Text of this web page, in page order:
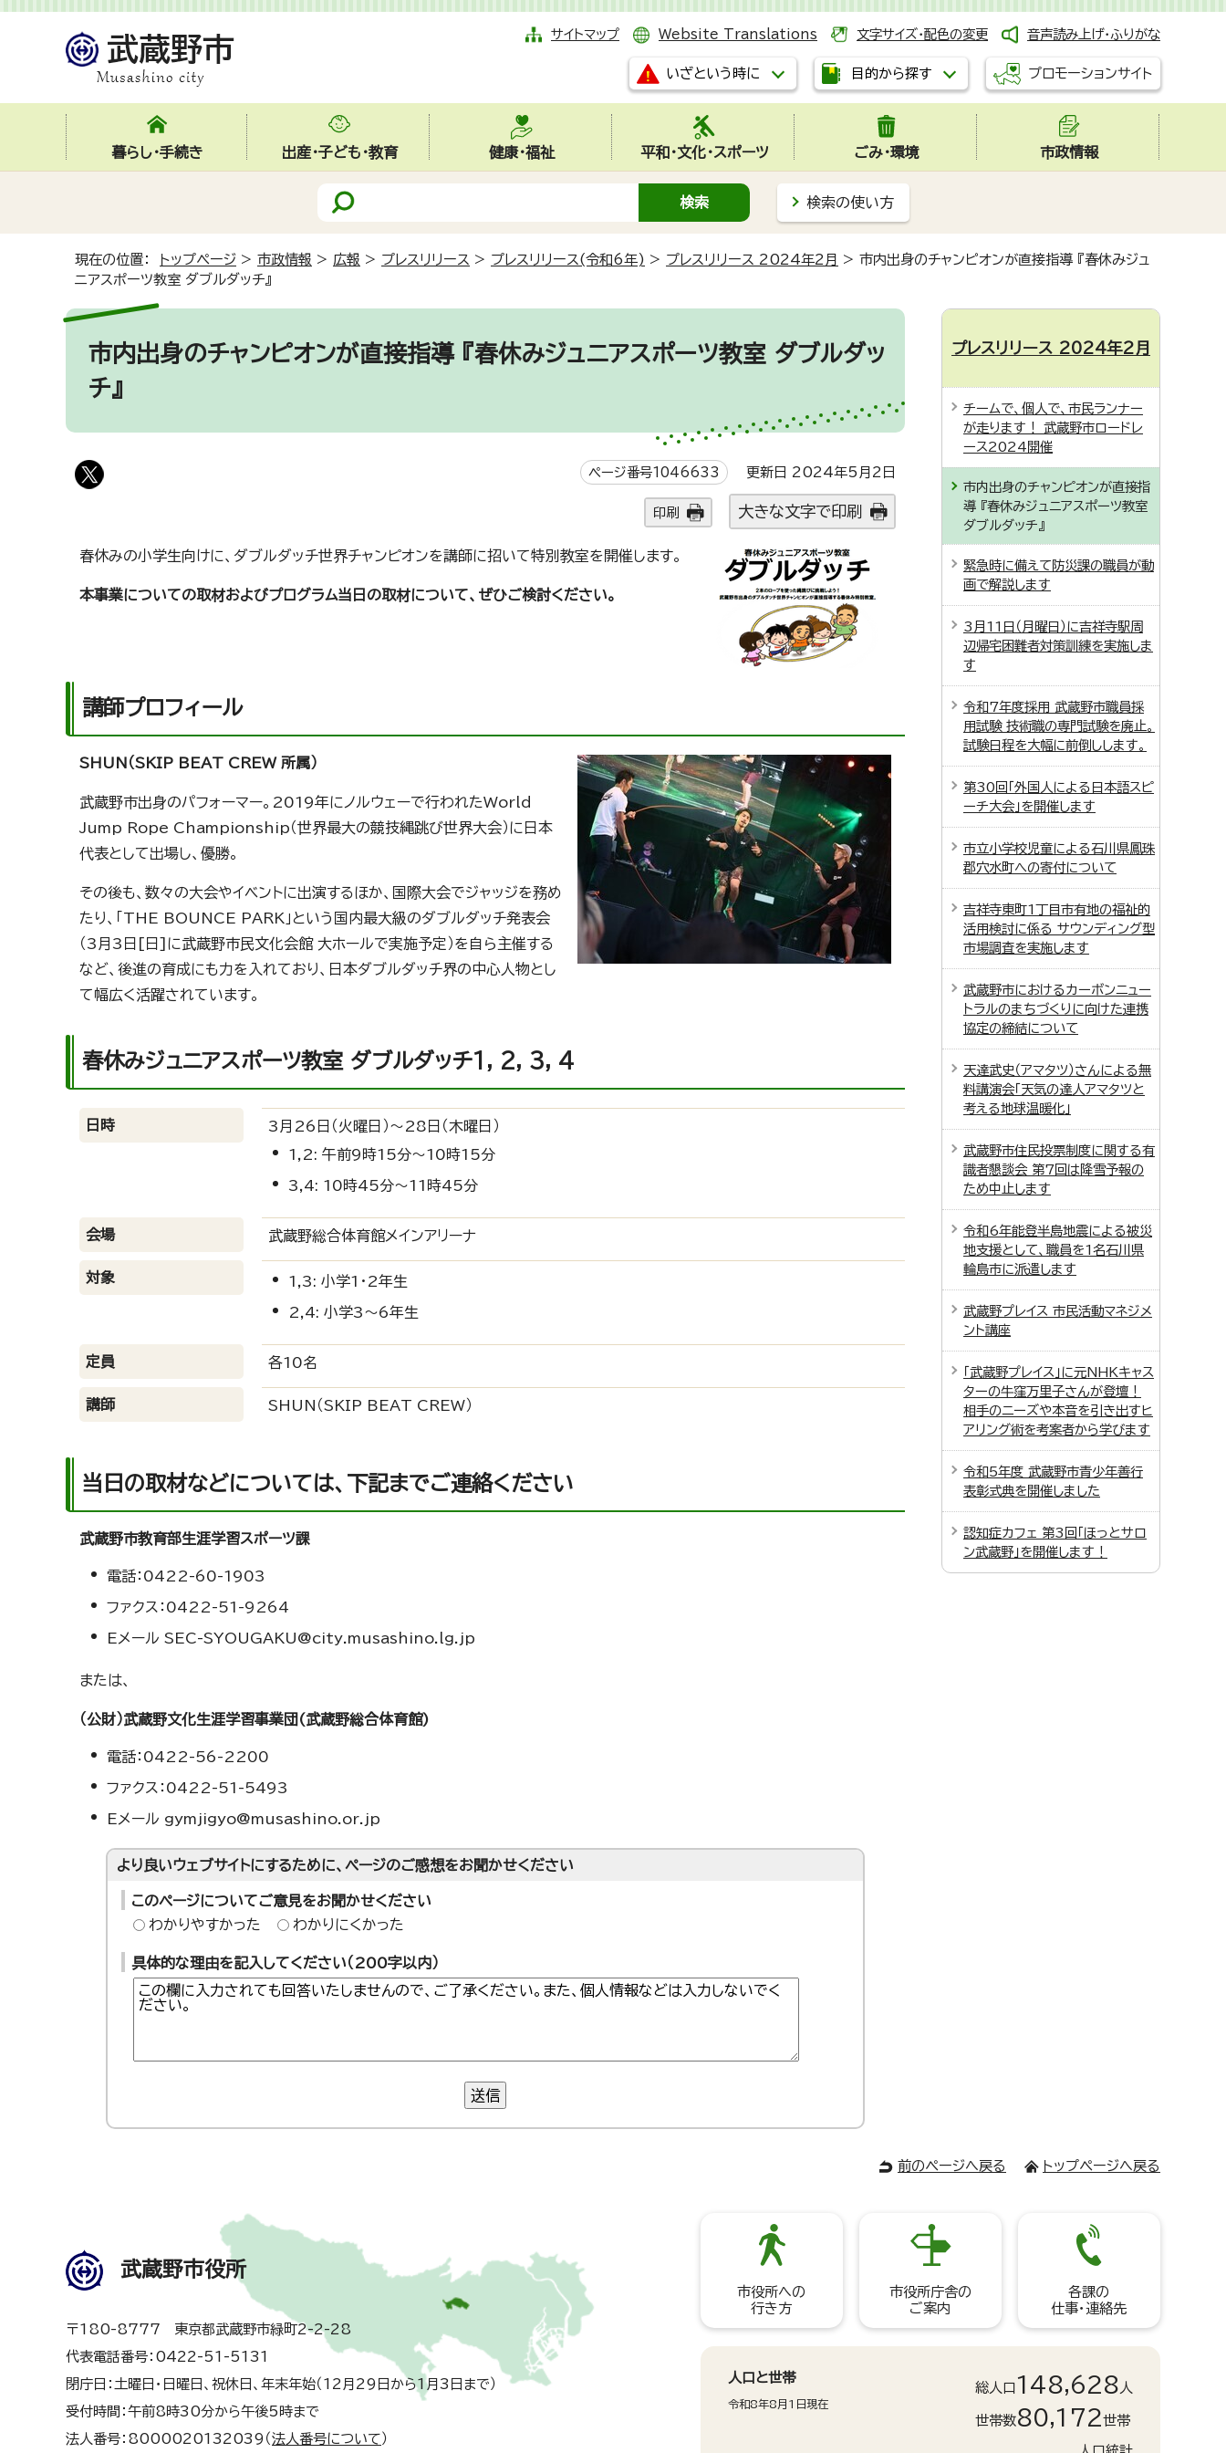
サイトマップ Website Translations 文字サイズ・配色の変更 音声読み上げ・ふりがな
いざという時に 目的から探す プロモーションサイト
暮らし・手続き 出産・子ども・教育 健康・福祉 平和・文化・スポーツ ごみ・環境 市政情報
検索の使い方
現在の位置： トップページ > 市政情報 > 広報 > プレスリリース > プレスリリース(令和6年) > プレスリリース 2024年2月 > 市内出身のチャンピオンが直接指導 『春休みジュ
ニアスポーツ教室 ダブルダッチ』
市内出身のチャンピオンが直接指導 『春休みジュニアスポーツ教室 ダブルダッ
チ』
ページ番号1046633 更新日 2024年5月2日
印刷 大きな文字で印刷
春休みの小学生向けに、ダブルダッチ世界チャンピオンを講師に招いて特別教室を開催します。
本事業についての取材およびプログラム当日の取材について、ぜひご検討ください。
講師プロフィール
SHUN（SKIP BEAT CREW 所属）
武蔵野市出身のパフォーマー。2019年にノルウェーで行われたWorld
Jump Rope Championship（世界最大の競技縄跳び世界大会）に日本
代表として出場し、優勝。
その後も、数々の大会やイベントに出演するほか、国際大会でジャッジを務め
たり、「THE BOUNCE PARK」という国内最大級のダブルダッチ発表会
（3月3日[日]に武蔵野市民文化会館 大ホールで実施予定）を自ら主催する
など、後進の育成にも力を入れており、日本ダブルダッチ界の中心人物とし
て幅広く活躍されています。
春休みジュニアスポーツ教室 ダブルダッチ1, 2, 3, 4
日時
3月26日（火曜日）～28日（木曜日）
1,2: 午前9時15分～10時15分
3,4: 10時45分～11時45分
会場 武蔵野総合体育館メインアリーナ
対象 1,3: 小学1・2年生
2,4: 小学3～6年生
定員 各10名
講師 SHUN（SKIP BEAT CREW）
当日の取材などについては、下記までご連絡ください
武蔵野市教育部生涯学習スポーツ課
電話：0422-60-1903
ファクス：0422-51-9264
Eメール SEC-SYOUGAKU@city.musashino.lg.jp
または、
（公財）武蔵野文化生涯学習事業団(武蔵野総合体育館)
電話：0422-56-2200
ファクス：0422-51-5493
Eメール gymjigyo@musashino.or.jp
より良いウェブサイトにするために、ページのご感想をお聞かせください
このページについてご意見をお聞かせください
わかりやすかった
わかりにくかった
具体的な理由を記入してください（200字以内）
送信
プレスリリース 2024年2月
チームで、個人で、市民ランナー
が走ります！ 武蔵野市ロードレ
ース2024開催
市内出身のチャンピオンが直接指
導 『春休みジュニアスポーツ教室
ダブルダッチ』
緊急時に備えて防災課の職員が動
画で解説します
3月11日（月曜日）に吉祥寺駅周
辺帰宅困難者対策訓練を実施しま
す
令和7年度採用 武蔵野市職員採
用試験 技術職の専門試験を廃止。
試験日程を大幅に前倒しします。
第30回「外国人による日本語スピ
ーチ大会」を開催します
市立小学校児童による石川県鳳珠
郡穴水町への寄付について
吉祥寺東町1丁目市有地の福祉的
活用検討に係る サウンディング型
市場調査を実施します
武蔵野市におけるカーボンニュー
トラルのまちづくりに向けた連携
協定の締結について
天達武史（アマタツ）さんによる無
料講演会「天気の達人アマタツと
考える地球温暖化」
武蔵野市住民投票制度に関する有
識者懇談会 第7回は降雪予報の
ため中止します
令和6年能登半島地震による被災
地支援として、職員を1名石川県
輪島市に派遣します
武蔵野プレイス 市民活動マネジメ
ント講座
「武蔵野プレイス」に元NHKキャス
ターの牛窪万里子さんが登壇！
相手のニーズや本音を引き出すヒ
アリング術を考案者から学びます
令和5年度 武蔵野市青少年善行
表彰式典を開催しました
認知症カフェ 第3回「ほっとサロ
ン武蔵野」を開催します！
前のページへ戻る トップページへ戻る
武蔵野市役所
〒180-8777 東京都武蔵野市緑町2-2-28
代表電話番号：0422-51-5131
閉庁日：土曜日・日曜日、祝休日、年末年始（12月29日から1月3日まで）
受付時間：午前8時30分から午後5時まで
法人番号：8000020132039（ 法人番号について ）
市役所への
行き方
市役所庁舎の
ご案内
各課の
仕事・連絡先
人口と世帯
令和8年8月1日現在
総人口 148,628 人
世帯数80,172世帯